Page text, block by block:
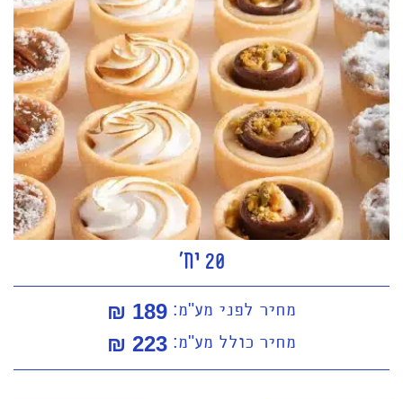
20 יח'
מחיר לפני מע"מ: 189 ₪
מחיר כולל מע"מ: 223
₪